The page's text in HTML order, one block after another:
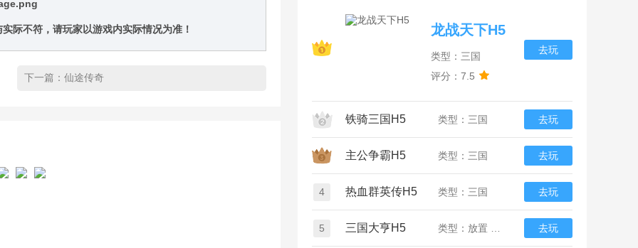
际不符，请玩家以游戏内实际情况为准！
下一篇： 仙途传奇
龙战天下H5
类型：三国
评分：7.5
去玩
铁骑三国H5 类型：三国 去玩
主公争霸H5 类型：三国 去玩
4 热血群英传H5 类型：三国 去玩
5 三国大亨H5 去玩